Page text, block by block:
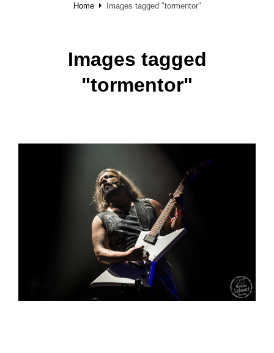
Home Images tagged "tormentor"
Images tagged
"tormentor"